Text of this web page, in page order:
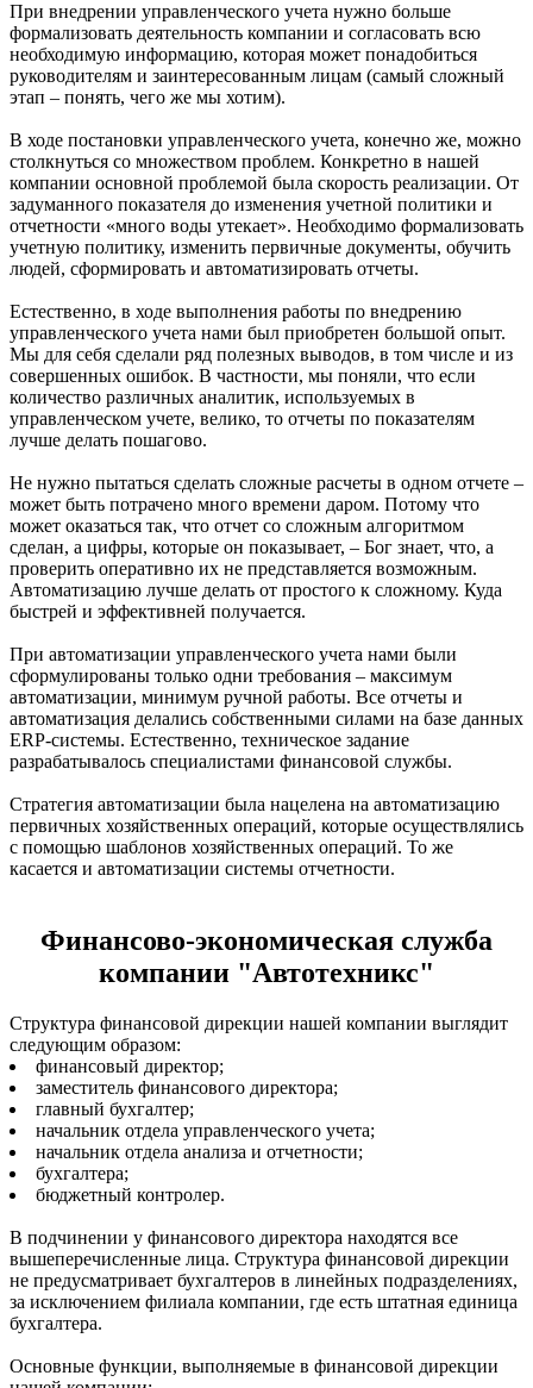
При внедрении управленческого учета нужно больше
формализовать деятельность компании и согласовать всю
необходимую информацию, которая может понадобиться
руководителям и заинтересованным лицам (самый сложный
этап – понять, чего же мы хотим).
В ходе постановки управленческого учета, конечно же, можно
столкнуться со множеством проблем. Конкретно в нашей
компании основной проблемой была скорость реализации. От
задуманного показателя до изменения учетной политики и
отчетности «много воды утекает». Необходимо формализовать
учетную политику, изменить первичные документы, обучить
людей, сформировать и автоматизировать отчеты.
Естественно, в ходе выполнения работы по внедрению
управленческого учета нами был приобретен большой опыт.
Мы для себя сделали ряд полезных выводов, в том числе и из
совершенных ошибок. В частности, мы поняли, что если
количество различных аналитик, используемых в
управленческом учете, велико, то отчеты по показателям
лучше делать пошагово.
Не нужно пытаться сделать сложные расчеты в одном отчете –
может быть потрачено много времени даром. Потому что
может оказаться так, что отчет со сложным алгоритмом
сделан, а цифры, которые он показывает, – Бог знает, что, а
проверить оперативно их не представляется возможным.
Автоматизацию лучше делать от простого к сложному. Куда
быстрей и эффективней получается.
При автоматизации управленческого учета нами были
сформулированы только одни требования – максимум
автоматизации, минимум ручной работы. Все отчеты и
автоматизация делались собственными силами на базе данных
ERP-системы. Естественно, техническое задание
разрабатывалось специалистами финансовой службы.
Стратегия автоматизации была нацелена на автоматизацию
первичных хозяйственных операций, которые осуществлялись
с помощью шаблонов хозяйственных операций. То же
касается и автоматизации системы отчетности.
Финансово-экономическая служба
компании "Автотехникс"
Структура финансовой дирекции нашей компании выглядит
следующим образом:
финансовый директор;
заместитель финансового директора;
главный бухгалтер;
начальник отдела управленческого учета;
начальник отдела анализа и отчетности;
бухгалтера;
бюджетный контролер.
В подчинении у финансового директора находятся все
вышеперечисленные лица. Структура финансовой дирекции
не предусматривает бухгалтеров в линейных подразделениях,
за исключением филиала компании, где есть штатная единица
бухгалтера.
Основные функции, выполняемые в финансовой дирекции